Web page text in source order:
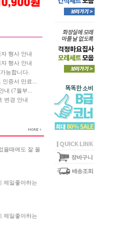
행사 안내
행사 안내
능합니다.
증서 만료...
내 (7월부...
변경 안내
을때에도 잘 올
제일좋아하는
제일좋아하는